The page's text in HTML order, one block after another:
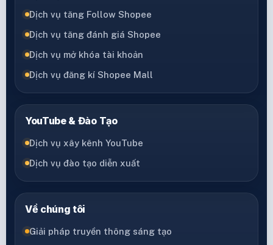
Dịch vụ tăng Follow Shopee
Dịch vụ tăng đánh giá Shopee
Dịch vụ mở khóa tài khoản
Dịch vụ đăng kí Shopee Mall
YouTube & Đào Tạo
Dịch vụ xây kênh YouTube
Dịch vụ đào tạo diễn xuất
Về chúng tôi
Giải pháp truyền thông sáng tạo